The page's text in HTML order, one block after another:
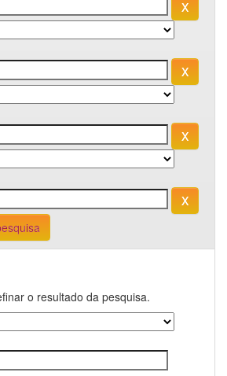
o resultado da pesquisa.